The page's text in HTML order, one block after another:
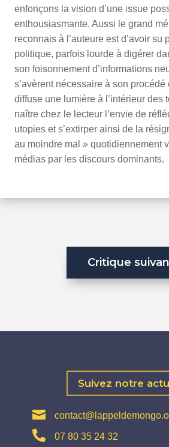
enfonçons la vision d’une issue
enthousiasmante. Aussi le grand
reconnais à l’auteure est d’avoir su
politique, parfois lourde à digérer
son foisonnement d’informations
s’avèrent nécessaire à son
diffuse une lumière à l’intérieur des
naître chez le lecteur l’envie de
utopies et s’extirper ainsi de la
au moindre mal » quotidiennement
médias par les discours dominants.
Critique
Suivez notre

 07 80 35 24 32